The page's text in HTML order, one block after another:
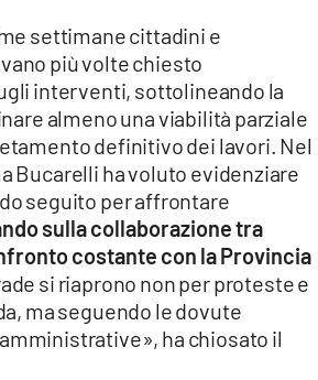
settimane cittadini e
più volte chiesto
interventi, sottolineando la
almeno una viabilità parziale
definitivo dei lavori. Nel
Bucarelli ha voluto evidenziare
seguito per affrontare
sulla collaborazione tra
costante con la Provincia
si riaprono non per proteste e
ma seguendo le dovute
ha chiosato il